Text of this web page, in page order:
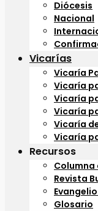
Diócesis
Nacional
Vicarías
Vicaría
Vicaría
Vicaría
Vicaría
Vicaría
Vicaría
Recursos
Columna
Revista
Glosario